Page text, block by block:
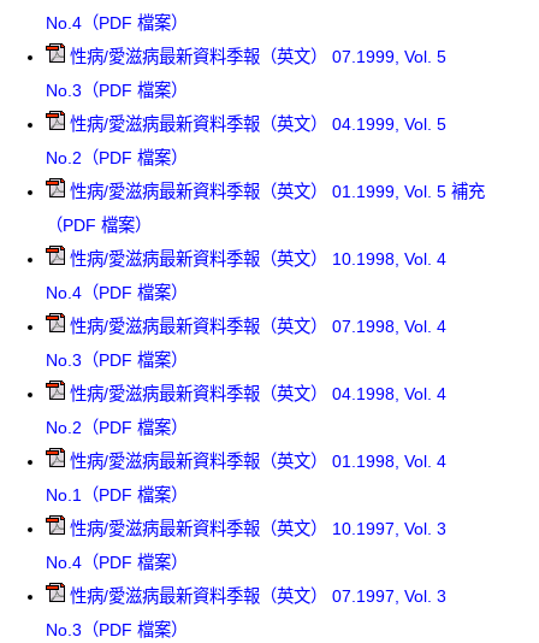
No.4（PDF 檔案）
性病/愛滋病最新資料季報（英文） 07.1999, Vol. 5
No.3（PDF 檔案）
性病/愛滋病最新資料季報（英文） 04.1999, Vol. 5
No.2（PDF 檔案）
性病/愛滋病最新資料季報（英文） 01.1999, Vol. 5 補充
（PDF 檔案）
性病/愛滋病最新資料季報（英文） 10.1998, Vol. 4
No.4（PDF 檔案）
性病/愛滋病最新資料季報（英文） 07.1998, Vol. 4
No.3（PDF 檔案）
性病/愛滋病最新資料季報（英文） 04.1998, Vol. 4
No.2（PDF 檔案）
性病/愛滋病最新資料季報（英文） 01.1998, Vol. 4
No.1（PDF 檔案）
性病/愛滋病最新資料季報（英文） 10.1997, Vol. 3
No.4（PDF 檔案）
性病/愛滋病最新資料季報（英文） 07.1997, Vol. 3
No.3（PDF 檔案）